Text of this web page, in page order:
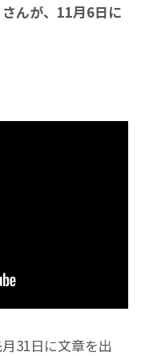
んが、11月6日に
31日に文章を出